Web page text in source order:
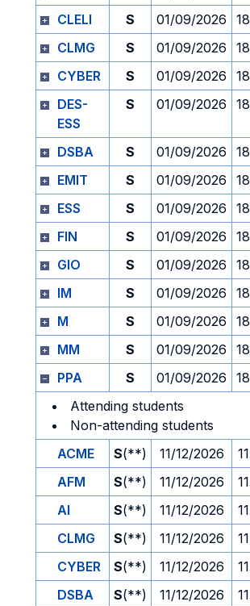
CLELI
S 01/09/2026
CLMG
S 01/09/2026
CYBER
S 01/09/2026
DES-
ESS
S 01/09/2026
DSBA S 01/09/2026
EMIT
S 01/09/2026
ESS
S 01/09/2026
FIN
S 01/09/2026
GIO
S 01/09/2026
IM
S 01/09/2026
M
S 01/09/2026
MM
S 01/09/2026
PPA
S 01/09/2026
Attending students
Non-attending students
ACME
S(**) 11/12/2026
AFM
S(**) 11/12/2026
AI
S(**) 11/12/2026
CLMG
S(**) 11/12/2026
CYBER
S(**) 11/12/2026
DSBA
S(**) 11/12/2026